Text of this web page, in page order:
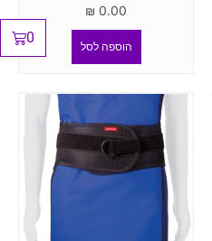
0
0.00
₪
הוספה לסל